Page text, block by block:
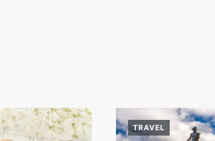
TRAVEL